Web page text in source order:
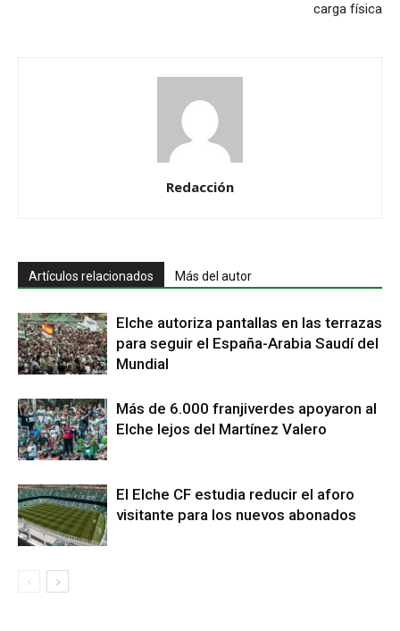
carga física
Redacción
Artículos relacionados Más del autor
Elche autoriza pantallas en las terrazas
para seguir el España-Arabia Saudí del
Mundial
Más de 6.000 franjiverdes apoyaron al
Elche lejos del Martínez Valero
El Elche CF estudia reducir el aforo
visitante para los nuevos abonados